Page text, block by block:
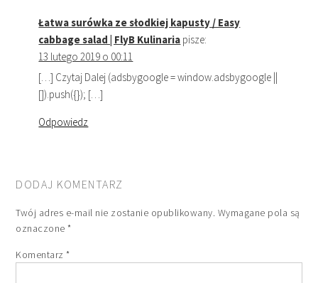
Łatwa surówka ze słodkiej kapusty / Easy
cabbage salad | FlyB Kulinaria pisze:
13 lutego 2019 o 00:11
[…] Czytaj Dalej (adsbygoogle = window.adsbygoogle ||
[]).push({}); […]
Odpowiedz
DODAJ KOMENTARZ
Twój adres e-mail nie zostanie opublikowany. Wymagane pola są
oznaczone*
Komentarz*